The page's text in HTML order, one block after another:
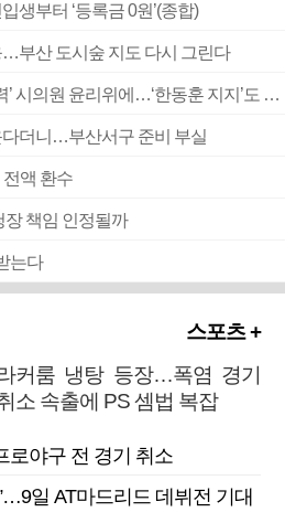
생부터 ‘등록금 0원’(종합)
부산 도시숲 지도 다시 그린다
■ 국힘 부산시당, ‘정이한 조력’ 시의원 윤리위에…‘한동훈 지지’도 신고접수
더니…부산서구 준비 부실
액 환수
장 책임 인정될까
는다
스포츠 +
커룸 냉탕 등장…폭염 경기
소 속출에 PS 셈법 복잡
야구 전 경기 취소
일 AT마드리드 데뷔전 기대